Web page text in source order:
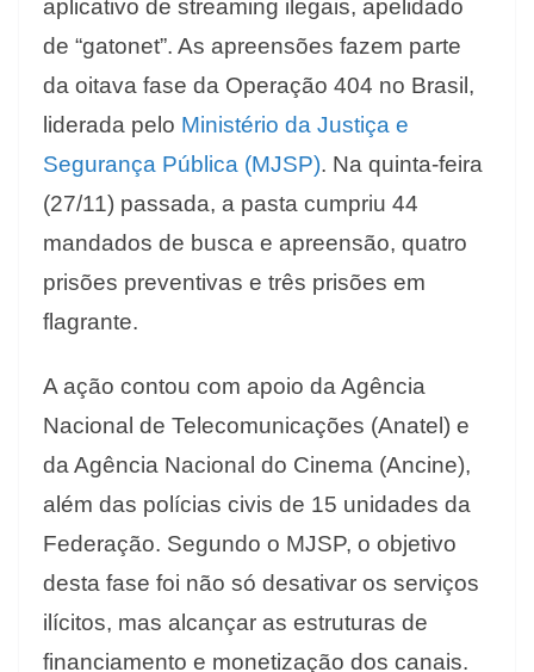
aplicativo de streaming ilegais, apelidado
de “gatonet”. As apreensões fazem parte
da oitava fase da Operação 404 no Brasil,
liderada pelo Ministério da Justiça e
Segurança Pública (MJSP). Na quinta-feira
(27/11) passada, a pasta cumpriu 44
mandados de busca e apreensão, quatro
prisões preventivas e três prisões em
flagrante.
A ação contou com apoio da Agência
Nacional de Telecomunicações (Anatel) e
da Agência Nacional do Cinema (Ancine),
além das polícias civis de 15 unidades da
Federação. Segundo o MJSP, o objetivo
desta fase foi não só desativar os serviços
ilícitos, mas alcançar as estruturas de
financiamento e monetização dos canais.